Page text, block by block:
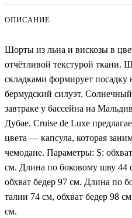
ОПИСАНИЕ
Шорты из льна и вискозы в
отчётливой текстурой ткани.
складками формирует
бермудский силуэт.
завтраке у бассейна на
Дубае. Cruise de Luxe
цвета — капсула, которая
чемодане. Параметры: S:
см. Длина по боковому шву 44
обхват бедер 97 см. Длина по
талии 74 см, обхват бедер 98
см.